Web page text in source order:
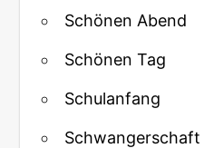
Schönen Abend
Schönen Tag
Schulanfang
Schwangerschaft